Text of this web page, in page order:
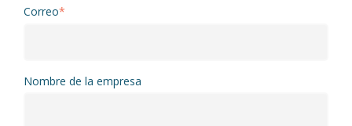
Correo*
Nombre de la empresa